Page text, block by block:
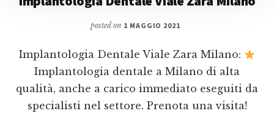
posted on 1 MAGGIO 2021
Implantologia Dentale Viale Zara Milano:
Implantologia dentale a Milano di alta
qualità, anche a carico immediato eseguiti da
specialisti nel settore. Prenota una visita!